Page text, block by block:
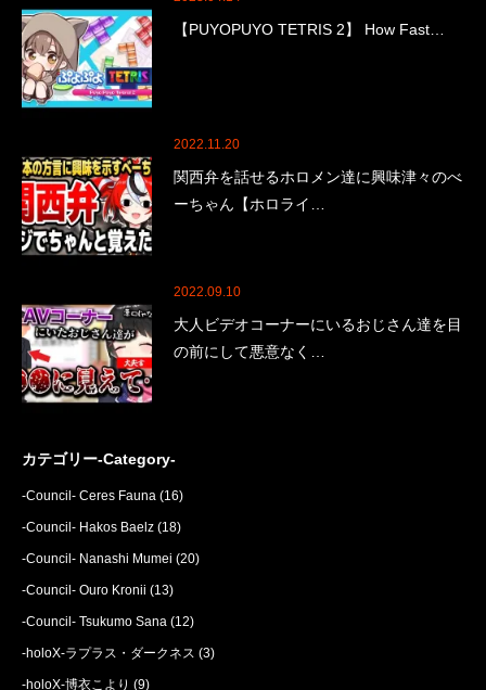
【PUYOPUYO TETRIS 2】 How Fast…
2022.11.20
関西弁を話せるホロメン達に興味津々のべ
ーちゃん【ホロライ…
2022.09.10
大人ビデオコーナーにいるおじさん達を目
の前にして悪意なく…
カテゴリー-Category-
-Council- Ceres Fauna (16)
-Council- Hakos Baelz (18)
-Council- Nanashi Mumei (20)
-Council- Ouro Kronii (13)
-Council- Tsukumo Sana (12)
-holoX-ラプラス・ダークネス (3)
-holoX-博衣こより (9)